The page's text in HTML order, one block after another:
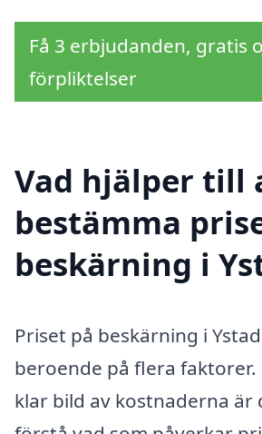
Få 3 erbjudanden, gratis
förpliktelser
Vad hjälper till
bestämma
beskärning i
Priset på beskärning i
beroende på flera faktorer.
klar bild av kostnaderna